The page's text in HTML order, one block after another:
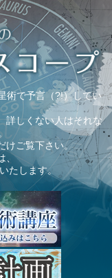
術で予言（?!）してい
詳しくない人はそれな
けご覧下さい。
、
たします。